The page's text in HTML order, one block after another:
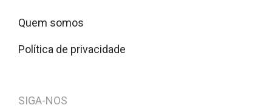
Quem somos
Política de privacidade
SIGA-NOS